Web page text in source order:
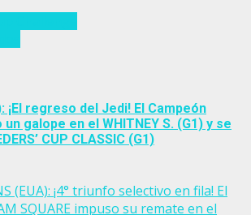
¡El regreso del Jedi! El Campeón
un galope en el WHITNEY S. (G1) y se
CUP CLASSIC (G1)
(EUA): ¡4° triunfo selectivo en fila! El
SQUARE impuso su remate en el